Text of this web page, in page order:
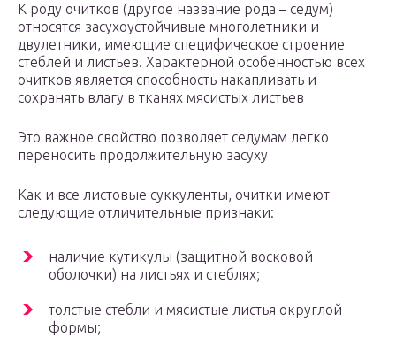
К роду очитков (другое название рода – седум)
относятся засухоустойчивые многолетники и
двулетники, имеющие специфическое строение
стеблей и листьев. Характерной особенностью всех
очитков является способность накапливать и
сохранять влагу в тканях мясистых листьев
Это важное свойство позволяет седумам легко
переносить продолжительную засуху
Как и все листовые суккуленты, очитки имеют
следующие отличительные признаки:
наличие кутикулы (защитной восковой
оболочки) на листьях и стеблях;
толстые стебли и мясистые листья округлой
формы;